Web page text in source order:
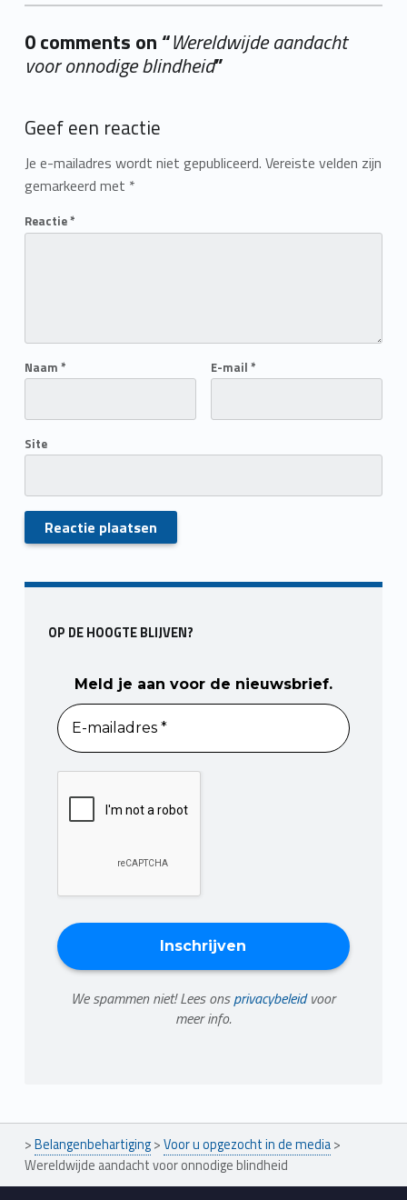
0 comments on “Wereldwijde aandacht
voor onnodige blindheid”
Geef een reactie
Je e-mailadres wordt niet gepubliceerd. Vereiste velden zijn
gemarkeerd met *
Reactie*
Naam * E-mail *
Site
OP DE HOOGTE BLIJVEN?
Meld je aan voor de nieuwsbrief.
We spammen niet! Lees onsprivacybeleidvoor
meer info.
>Belangenbehartiging>Voor u opgezocht in de media>
Wereldwijde aandacht voor onnodige blindheid